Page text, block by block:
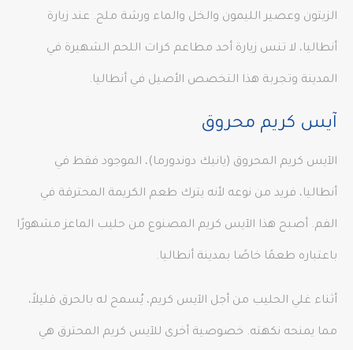
الزيتون وعصير الليمون والخل والماء ورشة ملح. عند زيارة
أنطاليا، لا تنس زيارة أحد مطاعم كرات اللحم الشهيرة في
المدينة وتجربة هذا التخصص الأصيل في أنطاليا.
آيس كريم محروق
الآيس كريم المحروق (يانيك دوندورما)، الموجود فقط في
أنطاليا، فريد من نوعه لأنه يترك طعم الكريمة المحترقة في
الفم. أصبح هذا الآيس كريم المصنوع من حليب الماعز مشهورًا
باعتباره طعمًا خاصًا بمدينة أنطاليا.
أثناء غلي الحليب من أجل الآيس كريم، يُسمح له بالحرق قليلاً،
مما يمنحه نكهته. خصوصية أخرى للآيس كريم المحترق هي